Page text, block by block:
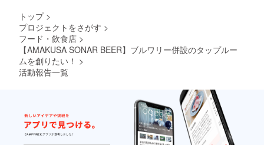
※20歳未
満の方
せん。
※未成年
者の飲
酒は法
律で禁
止され
トップ >
プロジェクトをさがす >
フード・飲食店 >
【AMAKUSA SONAR BEER】ブルワリー併設のタップルー
ムを創りたい！ >
活動報告一覧